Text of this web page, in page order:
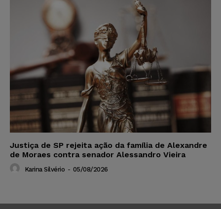
Justiça de SP rejeita ação da família de Alexandre
de Moraes contra senador Alessandro Vieira
Karina Silvério - 05/08/2026